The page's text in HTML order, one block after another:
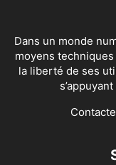
Dans un monde
moyens
la liberté de ses